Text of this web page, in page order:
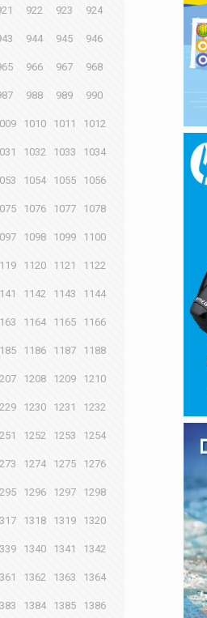
922 923 924
944 945 946
966 967 968
988 989 990
1010 1011 1012
1032 1033 1034
1054 1055 1056
1076 1077 1078
1098 1099 1100
1120 1121 1122
1142 1143 1144
1164 1165 1166
1186 1187 1188
1208 1209 1210
1230 1231 1232
1252 1253 1254
1274 1275 1276
1296 1297 1298
1318 1319 1320
1340 1341 1342
1362 1363 1364
1384 1385 1386